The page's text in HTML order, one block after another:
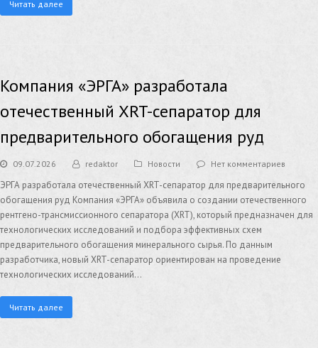
Читать далее
Компания «ЭРГА» разработала
отечественный XRT-сепаратор для
предварительного обогащения руд
09.07.2026 redaktor Новости Нет комментариев
ЭРГА разработала отечественный XRT-сепаратор для предварительного
обогащения руд Компания «ЭРГА» объявила о создании отечественного
рентгено-трансмиссионного сепаратора (XRT), который предназначен для
технологических исследований и подбора эффективных схем
предварительного обогащения минерального сырья. По данным
разработчика, новый XRT-сепаратор ориентирован на проведение
технологических исследований…
Читать далее